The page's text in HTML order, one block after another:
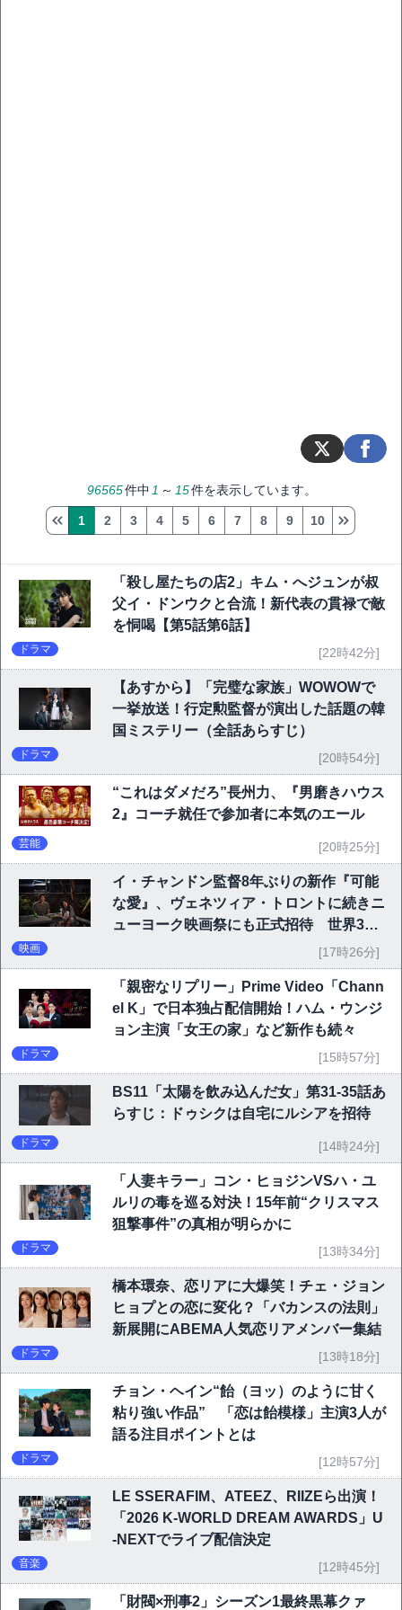
96565件中 1 ～ 15件を表示しています。
1 2 3 4 5 6 7 8 9 10
「殺し屋たちの店2」キム・へジュンが叔
父イ・ドンウクと合流！新代表の貫禄で敵
を恫喝【第5話第6話】
ドラマ [22時42分]
【あすから】「完璧な家族」WOWOWで
一挙放送！行定勲監督が演出した話題の韓
国ミステリー（全話あらすじ）
ドラマ [20時54分]
“これはダメだろ”長州力、『男磨きハウス
2』コーチ就任で参加者に本気のエール
芸能 [20時25分]
イ・チャンドン監督8年ぶりの新作『可能
な愛』、ヴェネツィア・トロントに続きニ
ューヨーク映画祭にも正式招待 世界3大
映画 [17時26分]
「親密なリプリー」Prime Video「Chann
el K」で日本独占配信開始！ハム・ウンジ
ョン主演「女王の家」など新作も続々
ドラマ [15時57分]
BS11「太陽を飲み込んだ女」第31-35話あ
らすじ：ドゥシクは自宅にルシアを招待
ドラマ [14時24分]
「人妻キラー」コン・ヒョジンVSハ・ユ
ルリの毒を巡る対決！15年前“クリスマス
狙撃事件”の真相が明らかに
ドラマ [13時34分]
橋本環奈、恋リアに大爆笑！チェ・ジョン
ヒョプとの恋に変化？「バカンスの法則」
新展開にABEMA人気恋リアメンバー集結
ドラマ [13時18分]
チョン・ヘイン“飴（ヨッ）のように甘く
粘り強い作品” 「恋は飴模様」主演3人が
語る注目ポイントとは
ドラマ [12時57分]
LE SSERAFIM、ATEEZ、RIIZEら出演！
「2026 K-WORLD DREAM AWARDS」U
-NEXTでライブ配信決定
音楽 [12時45分]
「財閥×刑事2」シーズン1最終黒幕クァ